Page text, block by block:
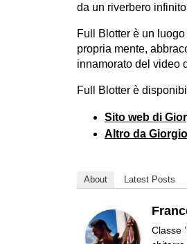
da un riverbero
Full Blotter è un
propria mente,
innamorato del video
Full Blotter è
Sito web di
Altro da
About Latest Posts
Classe